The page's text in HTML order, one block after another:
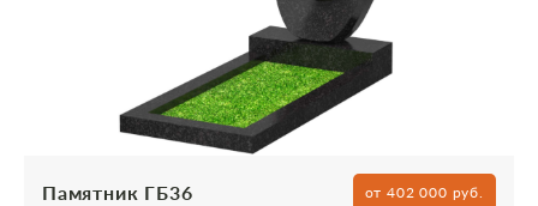
Памятник ГБ36 от 402 000 руб.